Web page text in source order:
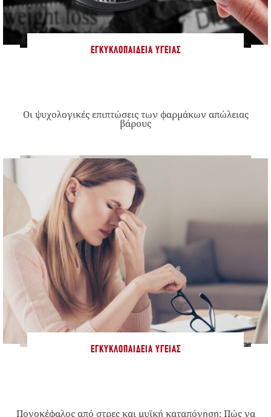
ΕΓΚΥΚΛΟΠΑΊΔΕΙΑ ΥΓΕΊΑΣ
Οι ψυχολογικές επιπτώσεις των φαρμάκων απώλειας
βάρους
ΕΓΚΥΚΛΟΠΑΊΔΕΙΑ ΥΓΕΊΑΣ
Πονοκέφαλος από στρες και μυϊκή καταπόνηση: Πώς να